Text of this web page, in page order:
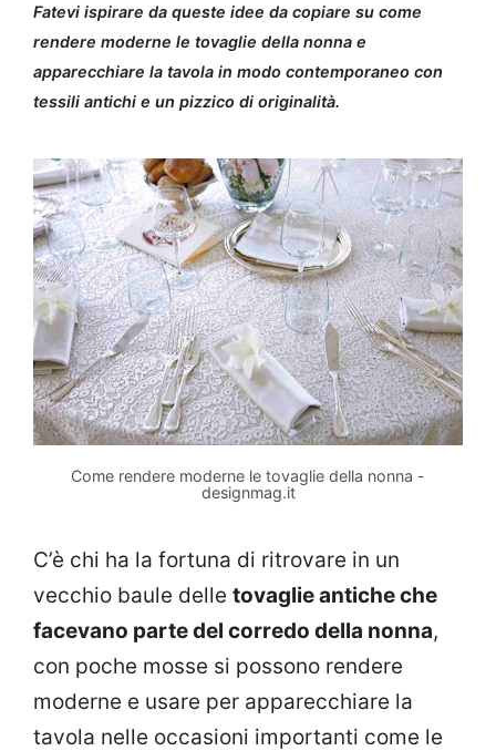
Fatevi ispirare da queste idee da copiare su come
rendere moderne le tovaglie della nonna e
apparecchiare la tavola in modo contemporaneo con
tessili antichi e un pizzico di originalità.
Come rendere moderne le tovaglie della nonna -
designmag.it
C’è chi ha la fortuna di ritrovare in un
vecchio baule delle tovaglie antiche che
facevano parte del corredo della nonna,
con poche mosse si possono rendere
moderne e usare per apparecchiare la
tavola nelle occasioni importanti come le